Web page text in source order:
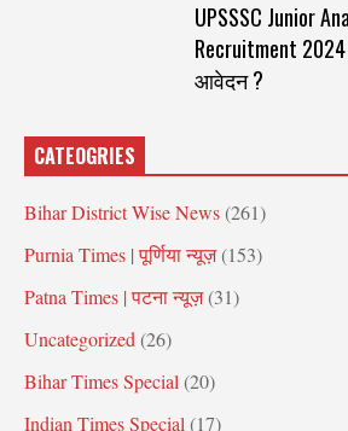
UPSSSC Junior
Recruitment
आवेदन ?
CATEOGRIES
Bihar District Wise News(261)
Purnia Times | पूर्णिया न्यूज़(153)
Patna Times | पटना न्यूज़(31)
Uncategorized (26)
Bihar Times Special (20)
Indian Times Special (17)